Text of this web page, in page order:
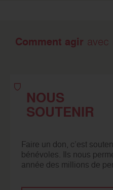
Comment agir avec
NOUS
SOUTENIR
Faire un don, c’est
bénévoles. Ils nous
année des millions de